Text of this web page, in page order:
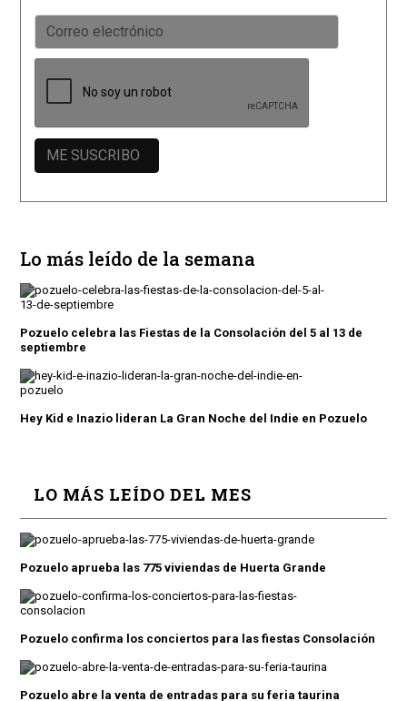
Lo más leído de la semana
Pozuelo celebra las Fiestas de la Consolación del 5 al 13 de
septiembre
Hey Kid e Inazio lideran La Gran Noche del Indie en Pozuelo
LO MÁS LEÍDO DEL MES
Pozuelo aprueba las 775 viviendas de Huerta Grande
Pozuelo confirma los conciertos para las fiestas Consolación
Pozuelo abre la venta de entradas para su feria taurina